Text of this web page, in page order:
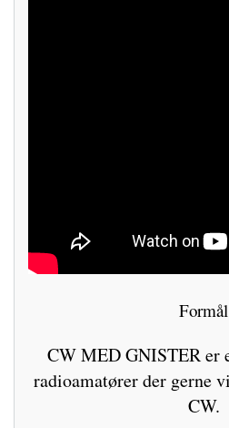
Formål
CW MED GNISTER er
radioamatører der gerne
CW.